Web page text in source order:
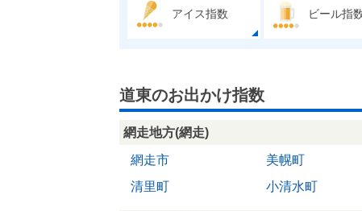
アイス指数 ビール指
道東のお出かけ指数
網走地方(網走)
網走市
美幌町
清里町
小清水町